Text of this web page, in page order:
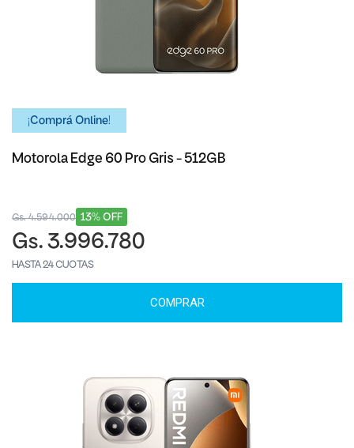
¡Comprá Online!
Motorola Edge 60 Pro Gris - 512GB
13% OFF
Gs. 4.594.000
Gs. 3.996.780
HASTA 24 CUOTAS
COMPRAR